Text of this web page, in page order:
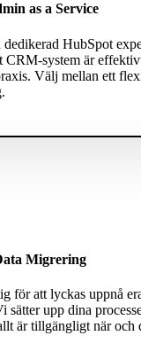
as a Service
HubSpot
CRM-system är
Välj mellan ett
Migrering
för att lyckas uppnå
sätter upp dina
är tillgängligt när och